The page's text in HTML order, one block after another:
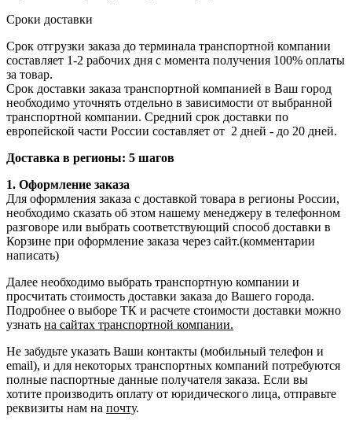
Сроки доставки
Срок отгрузки заказа до терминала транспортной компании
составляет 1-2 рабочих дня с момента получения 100% оплаты
за товар.
Срок доставки заказа транспортной компанией в Ваш город
необходимо уточнять отдельно в зависимости от выбранной
транспортной компании. Средний срок доставки по
европейской части России составляет от 2 дней - до 20 дней.
Доставка в регионы: 5 шагов
1. Оформление заказа
Для оформления заказа с доставкой товара в регионы России,
необходимо сказать об этом нашему менеджеру в телефонном
разговоре или выбрать соответствующий способ доставки в
Корзине при оформление заказа через сайт.(комментарии
написать)
Далее необходимо выбрать транспортную компании и
просчитать стоимость доставки заказа до Вашего города.
Подробнее о выборе ТК и расчете стоимости доставки можно
узнать на сайтах транспортной компании.
Не забудьте указать Ваши контакты (мобильный телефон и
email), и для некоторых транспортных компаний потребуются
полные паспортные данные получателя заказа. Если вы
хотите производить оплату от юридического лица, отправьте
реквизиты нам на почту.